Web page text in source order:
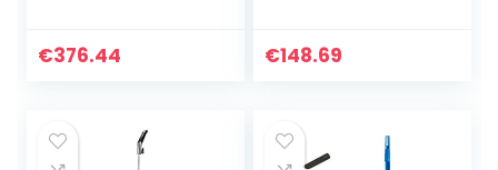
Hair, Powered Lift-
€376.44
/ bis zu 45 min
€148.69